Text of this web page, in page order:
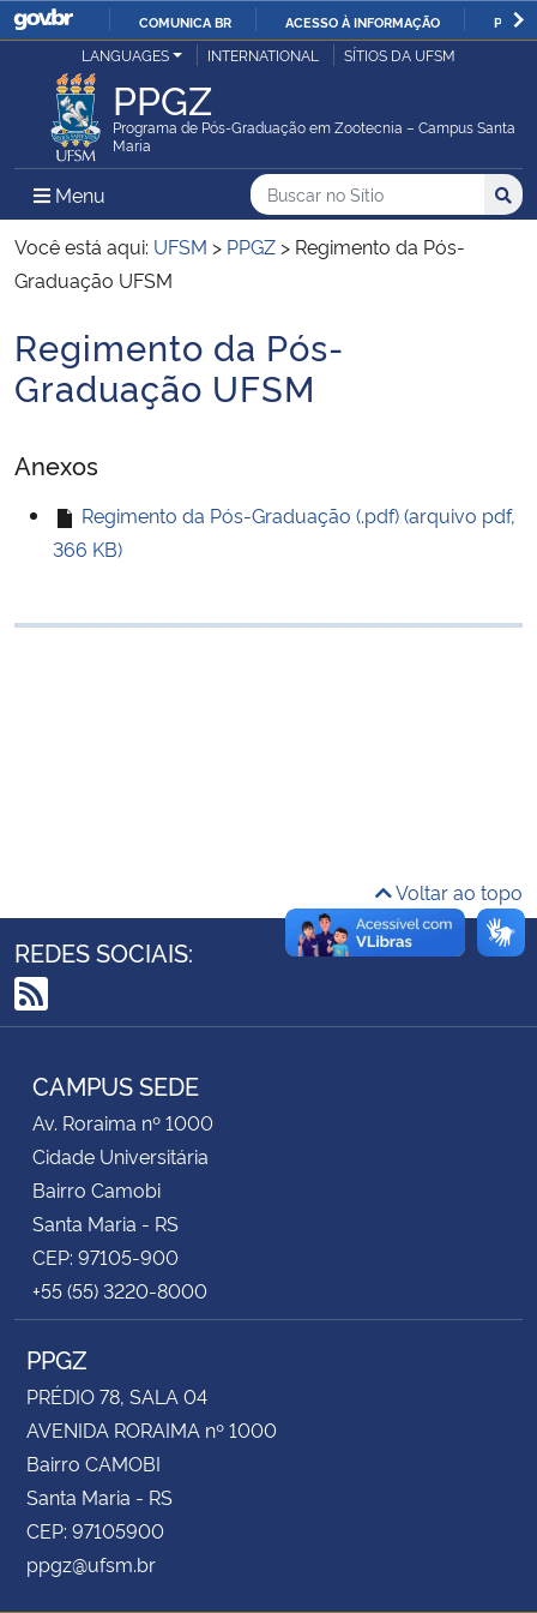
IR
O
COMUNICA BR ACESSO À INFORMAÇÃO
Ministério da Justiça e Segurança Pública
Ministério da Defesa
Ministério das Relações Exteriores
Ministério da Infraestrutura
Ministério da Cidadania
Ministério da Saúde
Controladoria-Geral da União
Secretaria-Geral
Secretaria de Governo
Gabinete de Segurança Institucional
Advocacia-Geral da União
Banco Central do Brasil
LANGUAGES INTERNATIONAL SÍTIOS DA UFSM
PPGZ
Programa de Pós-Graduação em Zootecnia – Campus Santa
Maria
Menu Menu Principal do Sítio
Busca
Buscar no no Sítio
Busca:
Você está aqui: UFSM > PPGZ > Regimento da Pós-
Graduação UFSM
Início do conteúdo
Regimento da Pós-
Graduação UFSM
Anexos
Regimento da Pós-Graduação (.pdf) (arquivo pdf,
366 KB)
Voltar ao topo
REDES SOCIAIS:
RSS
CAMPUS SEDE
Av. Roraima nº 1000
Cidade Universitária
Bairro Camobi
Santa Maria - RS
CEP: 97105-900
+55 (55) 3220-8000
PPGZ
PRÉDIO 78, SALA 04
AVENIDA RORAIMA nº 1000
Bairro CAMOBI
Santa Maria - RS
CEP: 97105900
ppgz@ufsm.br